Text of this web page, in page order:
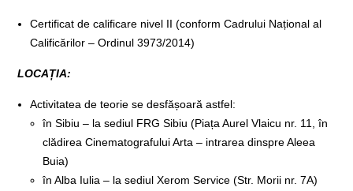
Certificat de calificare nivel II (conform Cadrului Național al
Calificărilor –Ordinul 3973/2014)
LOCAȚIA:
Activitatea de teorie se desfășoară astfel:
în Sibiu – la sediul FRG Sibiu (Piața Aurel Vlaicu nr. 11, în
clădirea Cinematografului Arta – intrarea dinspre Aleea
Buia)
în Alba Iulia – la sediul Xerom Service (Str. Morii nr. 7A)